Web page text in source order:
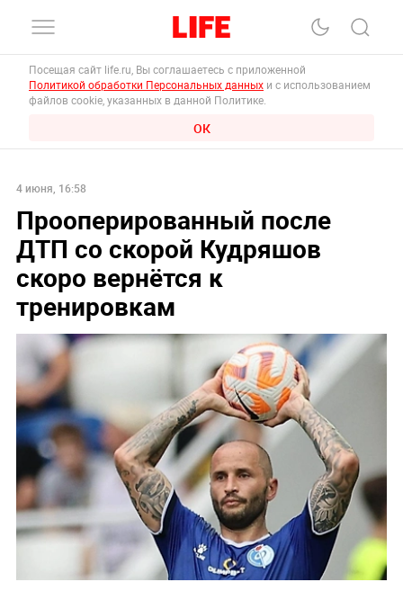
Посещая сайт life.ru, Вы соглашаетесь с приложенной
Политикой обработки Персональных данных и с использованием
файлов cookie, указанных в данной Политике.
ОК
4 июня, 16:58
Прооперированный после
ДТП со скорой Кудряшов
скоро вернётся к
тренировкам